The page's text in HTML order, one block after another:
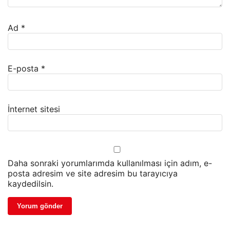
Ad *
E-posta *
İnternet sitesi
Daha sonraki yorumlarımda kullanılması için adım, e-
posta adresim ve site adresim bu tarayıcıya
kaydedilsin.